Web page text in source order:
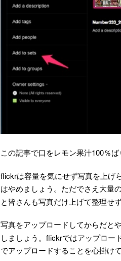
この記事で口をレモン果汁100％
flickrは容量を気にせず写真を上げ
はやめましょう。ただでさえ大量
と皆さんも写真だけ上げて整理せ
写真をアップロードしてからだと
しましょう。flickrではアップロー
でアップロードすることを心掛けて